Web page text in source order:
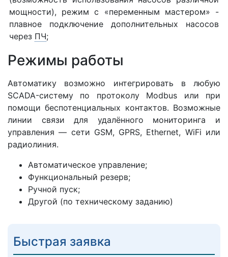
мощности), режим с «переменным мастером» -
плавное подключение дополнительных насосов
через ПЧ;
Режимы работы
Автоматику возможно интегрировать в любую
SCADA-систему по протоколу Modbus или при
помощи беспотенциальных контактов. Возможные
линии связи для удалённого мониторинга и
управления — сети GSM, GPRS, Ethernet, WiFi или
радиолиния.
Автоматическое управление;
Функциональный резерв;
Ручной пуск;
Другой (по техническому заданию)
Быстрая заявка